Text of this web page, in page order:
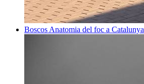
Boscos Anatomia del foc a Catalunya